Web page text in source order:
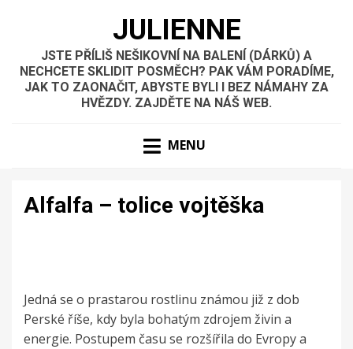
JULIENNE
JSTE PŘÍLIŠ NEŠIKOVNÍ NA BALENÍ (DÁRKŮ) A
NECHCETE SKLIDIT POSMĚCH? PAK VÁM PORADÍME,
JAK TO ZAONAČIT, ABYSTE BYLI I BEZ NÁMAHY ZA
HVĚZDY. ZAJDĚTE NA NÁŠ WEB.
MENU
Alfalfa – tolice vojtěška
Jedná se o prastarou rostlinu známou již z dob
Perské říše, kdy byla bohatým zdrojem živin a
energie. Postupem času se rozšířila do Evropy a